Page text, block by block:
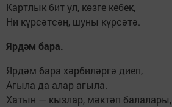
Картлык бит ул, көзге кебек,
Ни күрсәтсәң, шуны күрсәтә.
Ярдәм бара.
Ярдәм бара хәрбиләргә диеп,
Агыла да алар агыла.
Хатын — кызлар, мәктәп балалары,